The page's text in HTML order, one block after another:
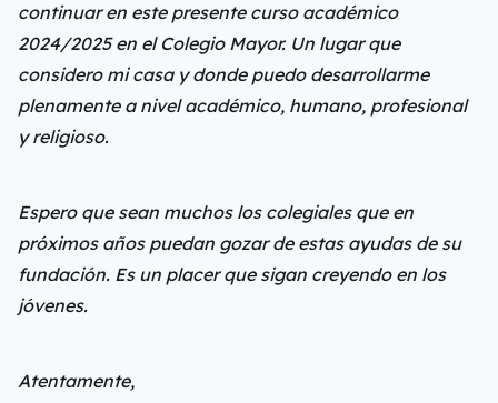
continuar en este presente curso académico
2024/2025 en el Colegio Mayor. Un lugar que
considero mi casa y donde puedo desarrollarme
plenamente a nivel académico, humano, profesional
y religioso.
Espero que sean muchos los colegiales que en
próximos años puedan gozar de estas ayudas de su
fundación. Es un placer que sigan creyendo en los
jóvenes.
Atentamente,